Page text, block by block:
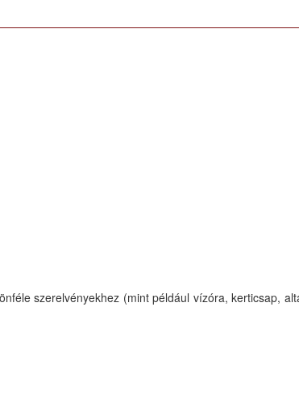
szerelvényekhez (mint például vízóra, kerticsap,